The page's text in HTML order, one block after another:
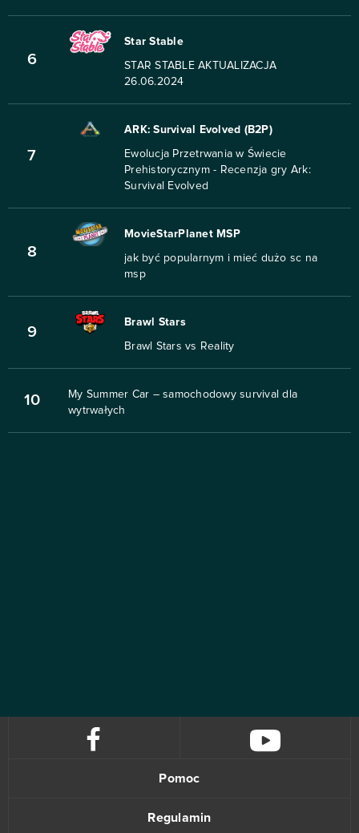
6
Star Stable
STAR STABLE AKTUALIZACJA
26.06.2024
7
ARK: Survival Evolved (B2P)
Ewolucja Przetrwania w Świecie
Prehistorycznym - Recenzja gry Ark:
Survival Evolved
8
MovieStarPlanet MSP
jak być popularnym i mieć dużo sc na
msp
9
Brawl Stars
Brawl Stars vs Reality
10
My Summer Car – samochodowy survival dla
wytrwałych
Pomoc
Regulamin